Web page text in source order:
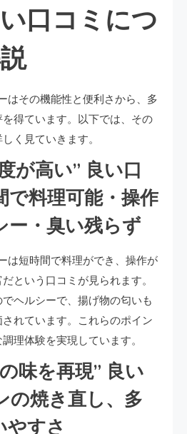
口コミにつ
はその機能性と便利さから、多
を得ています。以下では、その
く見ていきます。
が高い” 良い口
で料理可能・操作
ー・臭い残らず
は短時間で料理ができ、操作が
という口コミが見られます。
ヘルシーで、揚げ物の匂いも
れています。これらのポイン
理体験を実現しています。
味を再現” 良い
の焼き直し、多
やすさ